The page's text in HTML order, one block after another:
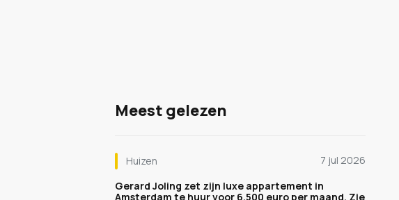
Meest gelezen
Huizen
7 jul 2026
Gerard Joling zet zijn luxe appartement in
Amsterdam te huur voor 6.500 euro per maand. Zie